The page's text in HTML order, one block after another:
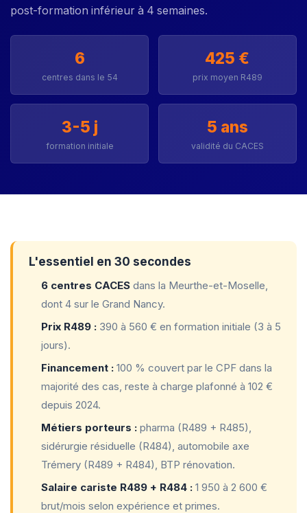
post-formation inférieur à 4 semaines.
6
centres dans le 54
425 €
prix moyen R489
3-5 j
formation initiale
5 ans
validité du CACES
L'essentiel en 30 secondes
6 centres CACES dans la Meurthe-et-Moselle,
dont 4 sur le Grand Nancy.
Prix R489 : 390 à 560 € en formation initiale (3 à 5
jours).
Financement : 100 % couvert par le CPF dans la
majorité des cas, reste à charge plafonné à 102 €
depuis 2024.
Métiers porteurs : pharma (R489 + R485),
sidérurgie résiduelle (R484), automobile axe
Trémery (R489 + R484), BTP rénovation.
Salaire cariste R489 + R484 : 1 950 à 2 600 €
brut/mois selon expérience et primes.